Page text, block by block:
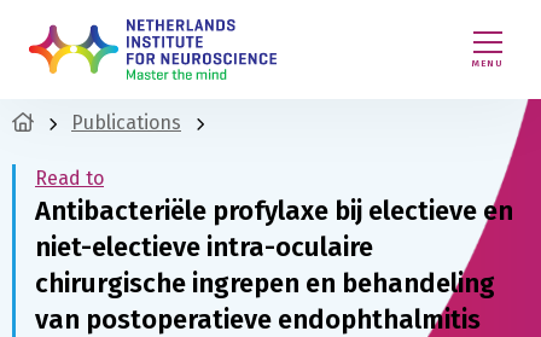
MENU
Publications
Read to
Antibacteriële profylaxe bij electieve en
niet-electieve intra-oculaire
chirurgische ingrepen en behandeling
van postoperatieve endophthalmitis